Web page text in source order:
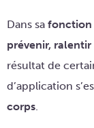
Dans sa fonction
prévenir, ralentir
résultat de
d’application
corps.